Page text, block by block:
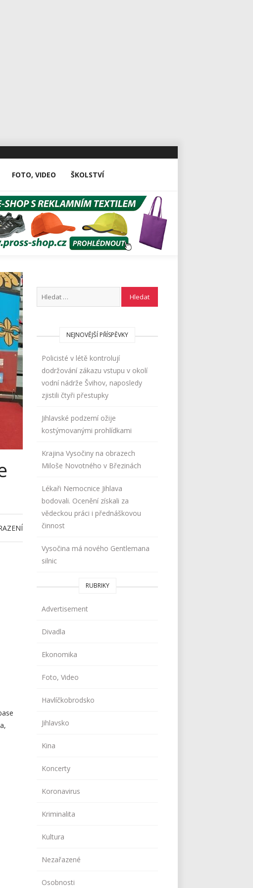
FOTO, VIDEO ŠKOLSTVÍ
NEJNOVĚJŠÍ PŘÍSPĚVKY
Policisté v létě kontrolují
dodržování zákazu vstupu v okolí
vodní nádrže Švihov, naposledy
zjistili čtyři přestupky
Jihlavské podzemí ožije
kostýmovanými prohlídkami
Krajina Vysočiny na obrazech
Miloše Novotného v Březinách
Lékaři Nemocnice Jihlava
bodovali. Ocenění získali za
vědeckou práci i přednáškovou
činnost
Vysočina má nového Gentlemana
silnic
RUBRIKY
Advertisement
Divadla
Ekonomika
Foto, Video
Havlíčkobrodsko
Jihlavsko
Kina
Koncerty
Koronavirus
Kriminalita
Kultura
Nezařazené
Osobnosti